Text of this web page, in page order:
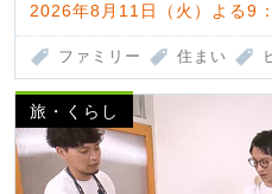
2026年8月11日（火）よる9
ファミリー 住まい
旅・くらし